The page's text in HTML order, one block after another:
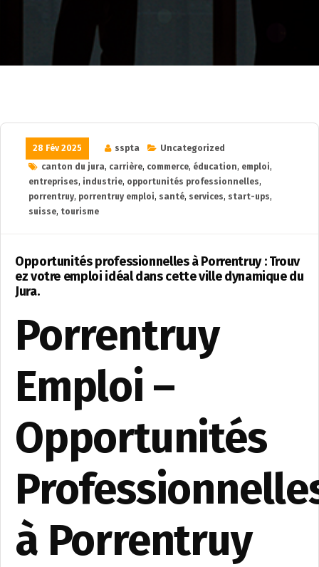
28 Fév 2025 sspta
Uncategorized
canton du jura, carrière, commerce, éducation, emploi,
entreprises, industrie, opportunités professionnelles,
porrentruy, porrentruy emploi, santé, services, start-ups,
suisse, tourisme
Opportunités professionnelles à Porrentruy : Trouv
ez votre emploi idéal dans cette ville dynamique du
Jura.
Porrentruy
Emploi –
Opportunités
à Porrentruy